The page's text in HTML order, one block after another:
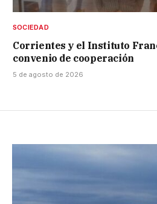
SOCIEDAD
Corrientes y el Instituto
convenio de cooperación
5 de agosto de 2026